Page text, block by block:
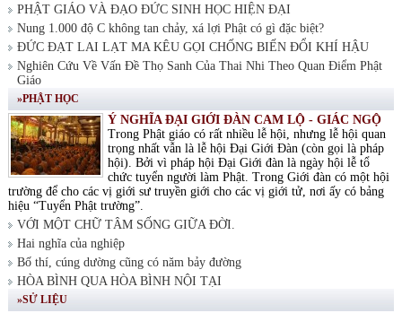
PHẬT GIÁO VÀ ĐẠO ĐỨC SINH HỌC HIỆN ĐẠI
Nung 1.000 độ C không tan chảy, xá lợi Phật có gì đặc biệt?
ĐỨC ĐẠT LAI LẠT MA KÊU GỌI CHỐNG BIẾN ĐỔI KHÍ HẬU
Nghiên Cứu Về Vấn Đề Thọ Sanh Của Thai Nhi Theo Quan Điểm Phật
Giáo
»PHẬT HỌC
Ý NGHĨA ĐẠI GIỚI ĐÀN CAM LỘ - GIÁC NGỘ
Trong Phật giáo có rất nhiều lễ hội, nhưng lễ hội quan
trọng nhất vẫn là lễ hội Đại Giới Đàn (còn gọi là pháp
hội). Bởi vì pháp hội Đại Giới đàn là ngày hội lễ tổ
chức tuyển người làm Phật. Trong Giới đàn có một hội
trường để cho các vị giới sư truyền giới cho các vị giới tử, nơi ấy có bảng
hiệu “Tuyển Phật trường”.
VỚI MỘT CHỮ TÂM SỐNG GIỮA ĐỜI.
Hai nghĩa của nghiệp
Bố thí, cúng dường cũng có năm bảy đường
HÒA BÌNH QUA HÒA BÌNH NỘI TẠI
»SỬ LIỆU